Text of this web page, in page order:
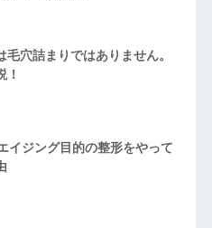
毛穴詰まりではありません。
！
イジング目的の整形をやって